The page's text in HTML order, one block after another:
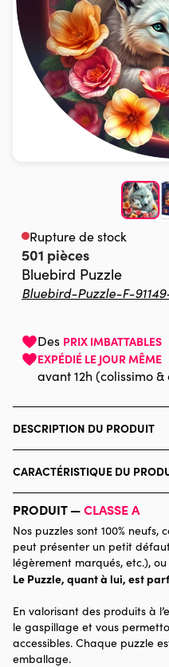
Rupture de stock
501 pièces
Bluebird Puzzle
Bluebird-Puzzle-F-
Des PRIX IMBATTABLES
EXPÉDIÉ LE JOUR MÊME
avant 12h (colissimo
DESCRIPTION DU PRODUIT
123RF
CARACTÉRISTIQUE DU
Catégorie
Age
Provenance
PRODUIT —CLASSE A
Nos puzzles sont 100%
peut présenter un petit
légèrement marqués, etc.),
Le Puzzle, quant à lui, est
En valorisant des produits à
le gaspillage et vous
accessibles. Chaque puzzle
emballage.